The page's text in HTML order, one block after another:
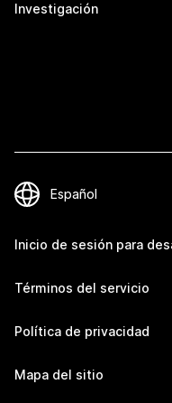
Investigación
Inicio de sesión para
Términos del servicio
Política de privacidad
Mapa del sitio